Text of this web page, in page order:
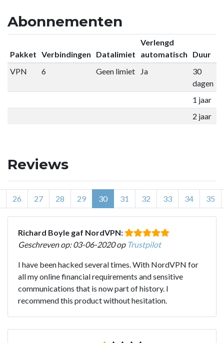
Abonnementen
Pakket Verbindingen Datalimiet
Verlengd
automatisch
Duur
VPN
6 Geen limiet Ja
30
dagen
1 jaar
2 jaar
Reviews
26 27 28 29 30 31 32 33 34 35
Richard Boyle gaf NordVPN:
Geschreven op: 03-06-2020 op Trustpilot
I have been hacked several times. With NordVPN for
all my online financial requirements and sensitive
communications that is now part of history. I
recommend this product without hesitation.